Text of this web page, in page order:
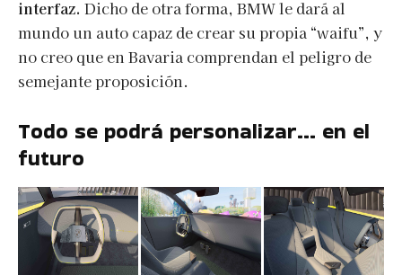
interfaz. Dicho de otra forma, BMW le dará al
mundo un auto capaz de crear su propia “waifu”, y
no creo que en Bavaria comprendan el peligro de
semejante proposición.
Todo se podrá personalizar… en el
futuro